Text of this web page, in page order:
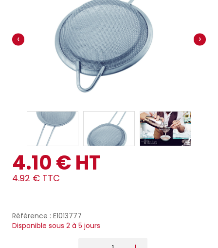
‹ ›
4.10 € HT
4.92 € TTC
Référence : E1013777
Disponible sous 2 à 5 jours